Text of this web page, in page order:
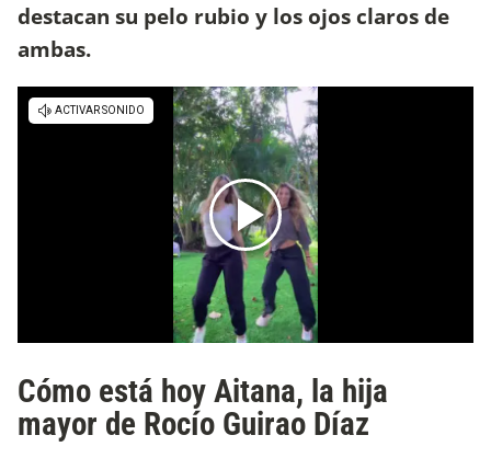
destacan su pelo rubio y los ojos claros de
ambas.
Cómo está hoy Aitana, la hija
mayor de Rocío Guirao Díaz